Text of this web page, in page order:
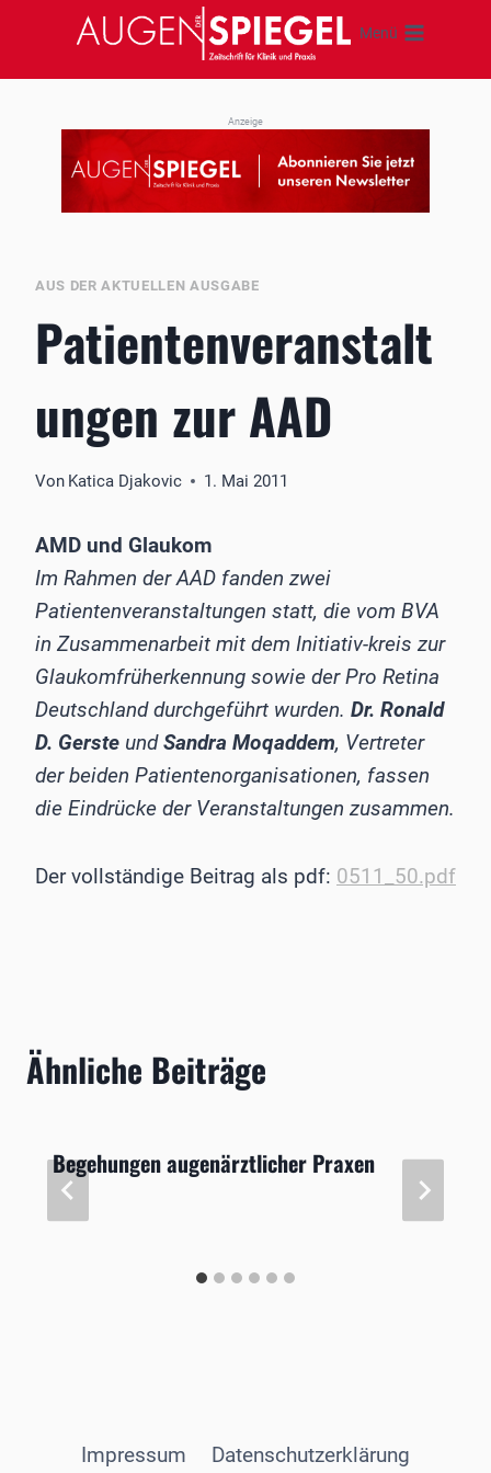
springen
Menü
Anzeige
AUS DER AKTUELLEN AUSGABE
Patientenveranstalt
ungen zur AAD
Von Katica Djakovic 1. Mai 2011
AMD und Glaukom
Im Rahmen der AAD fanden zwei
Patientenveranstaltungen statt, die vom BVA
in Zusammenarbeit mit dem Initiativ-kreis zur
Glaukomfrüherkennung sowie der Pro Retina
Deutschland durchgeführt wurden. Dr. Ronald
D. Gerste undSandra Moqaddem, Vertreter
der beiden Patientenorganisationen, fassen
die Eindrücke der Veranstaltungen zusammen.
Der vollständige Beitrag als pdf: 0511_50.pdf
Ähnliche Beiträge
Begehungen augenärztlicher Praxen
Impressum Datenschutzerklärung